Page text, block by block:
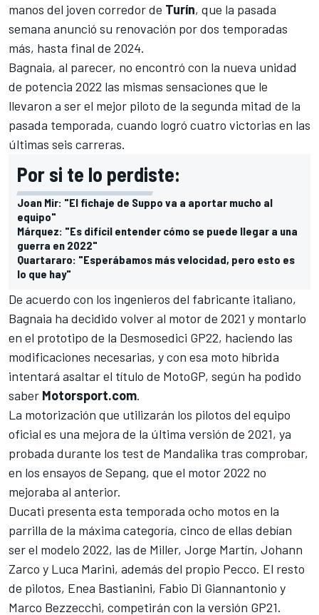
manos del joven corredor de Turín, que la pasada
semana anunció su renovación por dos temporadas
más, hasta final de 2024.
Bagnaia, al parecer, no encontró con la nueva unidad
de potencia 2022 las mismas sensaciones que le
llevaron a ser el mejor piloto de la segunda mitad de la
pasada temporada, cuando logró cuatro victorias en las
últimas seis carreras.
Por si te lo perdiste:
Joan Mir: "El fichaje de Suppo va a aportar mucho al
equipo"
Márquez: "Es difícil entender cómo se puede llegar a una
guerra en 2022"
Quartararo: "Esperábamos más velocidad, pero esto es
lo que hay"
De acuerdo con los ingenieros del fabricante italiano,
Bagnaia ha decidido volver al motor de 2021 y montarlo
en el prototipo de la Desmosedici GP22, haciendo las
modificaciones necesarias, y con esa moto híbrida
intentará asaltar el título de MotoGP, según ha podido
saber Motorsport.com.
La motorización que utilizarán los pilotos del equipo
oficial es una mejora de la última versión de 2021, ya
probada durante los test de Mandalika tras comprobar,
en los ensayos de Sepang, que el motor 2022 no
mejoraba al anterior.
Ducati presenta esta temporada ocho motos en la
parrilla de la máxima categoría, cinco de ellas debían
ser el modelo 2022, las de Miller, Jorge Martín, Johann
Zarco y Luca Marini, además del propio Pecco. El resto
de pilotos, Enea Bastianini, Fabio Di Giannantonio y
Marco Bezzecchi, competirán con la versión GP21.